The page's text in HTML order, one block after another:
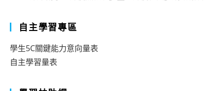
自主學習專區
學生5C關鍵能力意向量表
自主學習量表